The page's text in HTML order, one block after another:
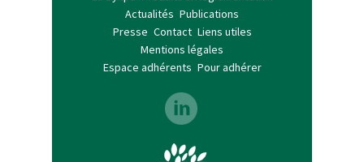
Actualités Publications
Presse Contact Liens utiles
Mentions légales
Espace adhérents Pour adhérer